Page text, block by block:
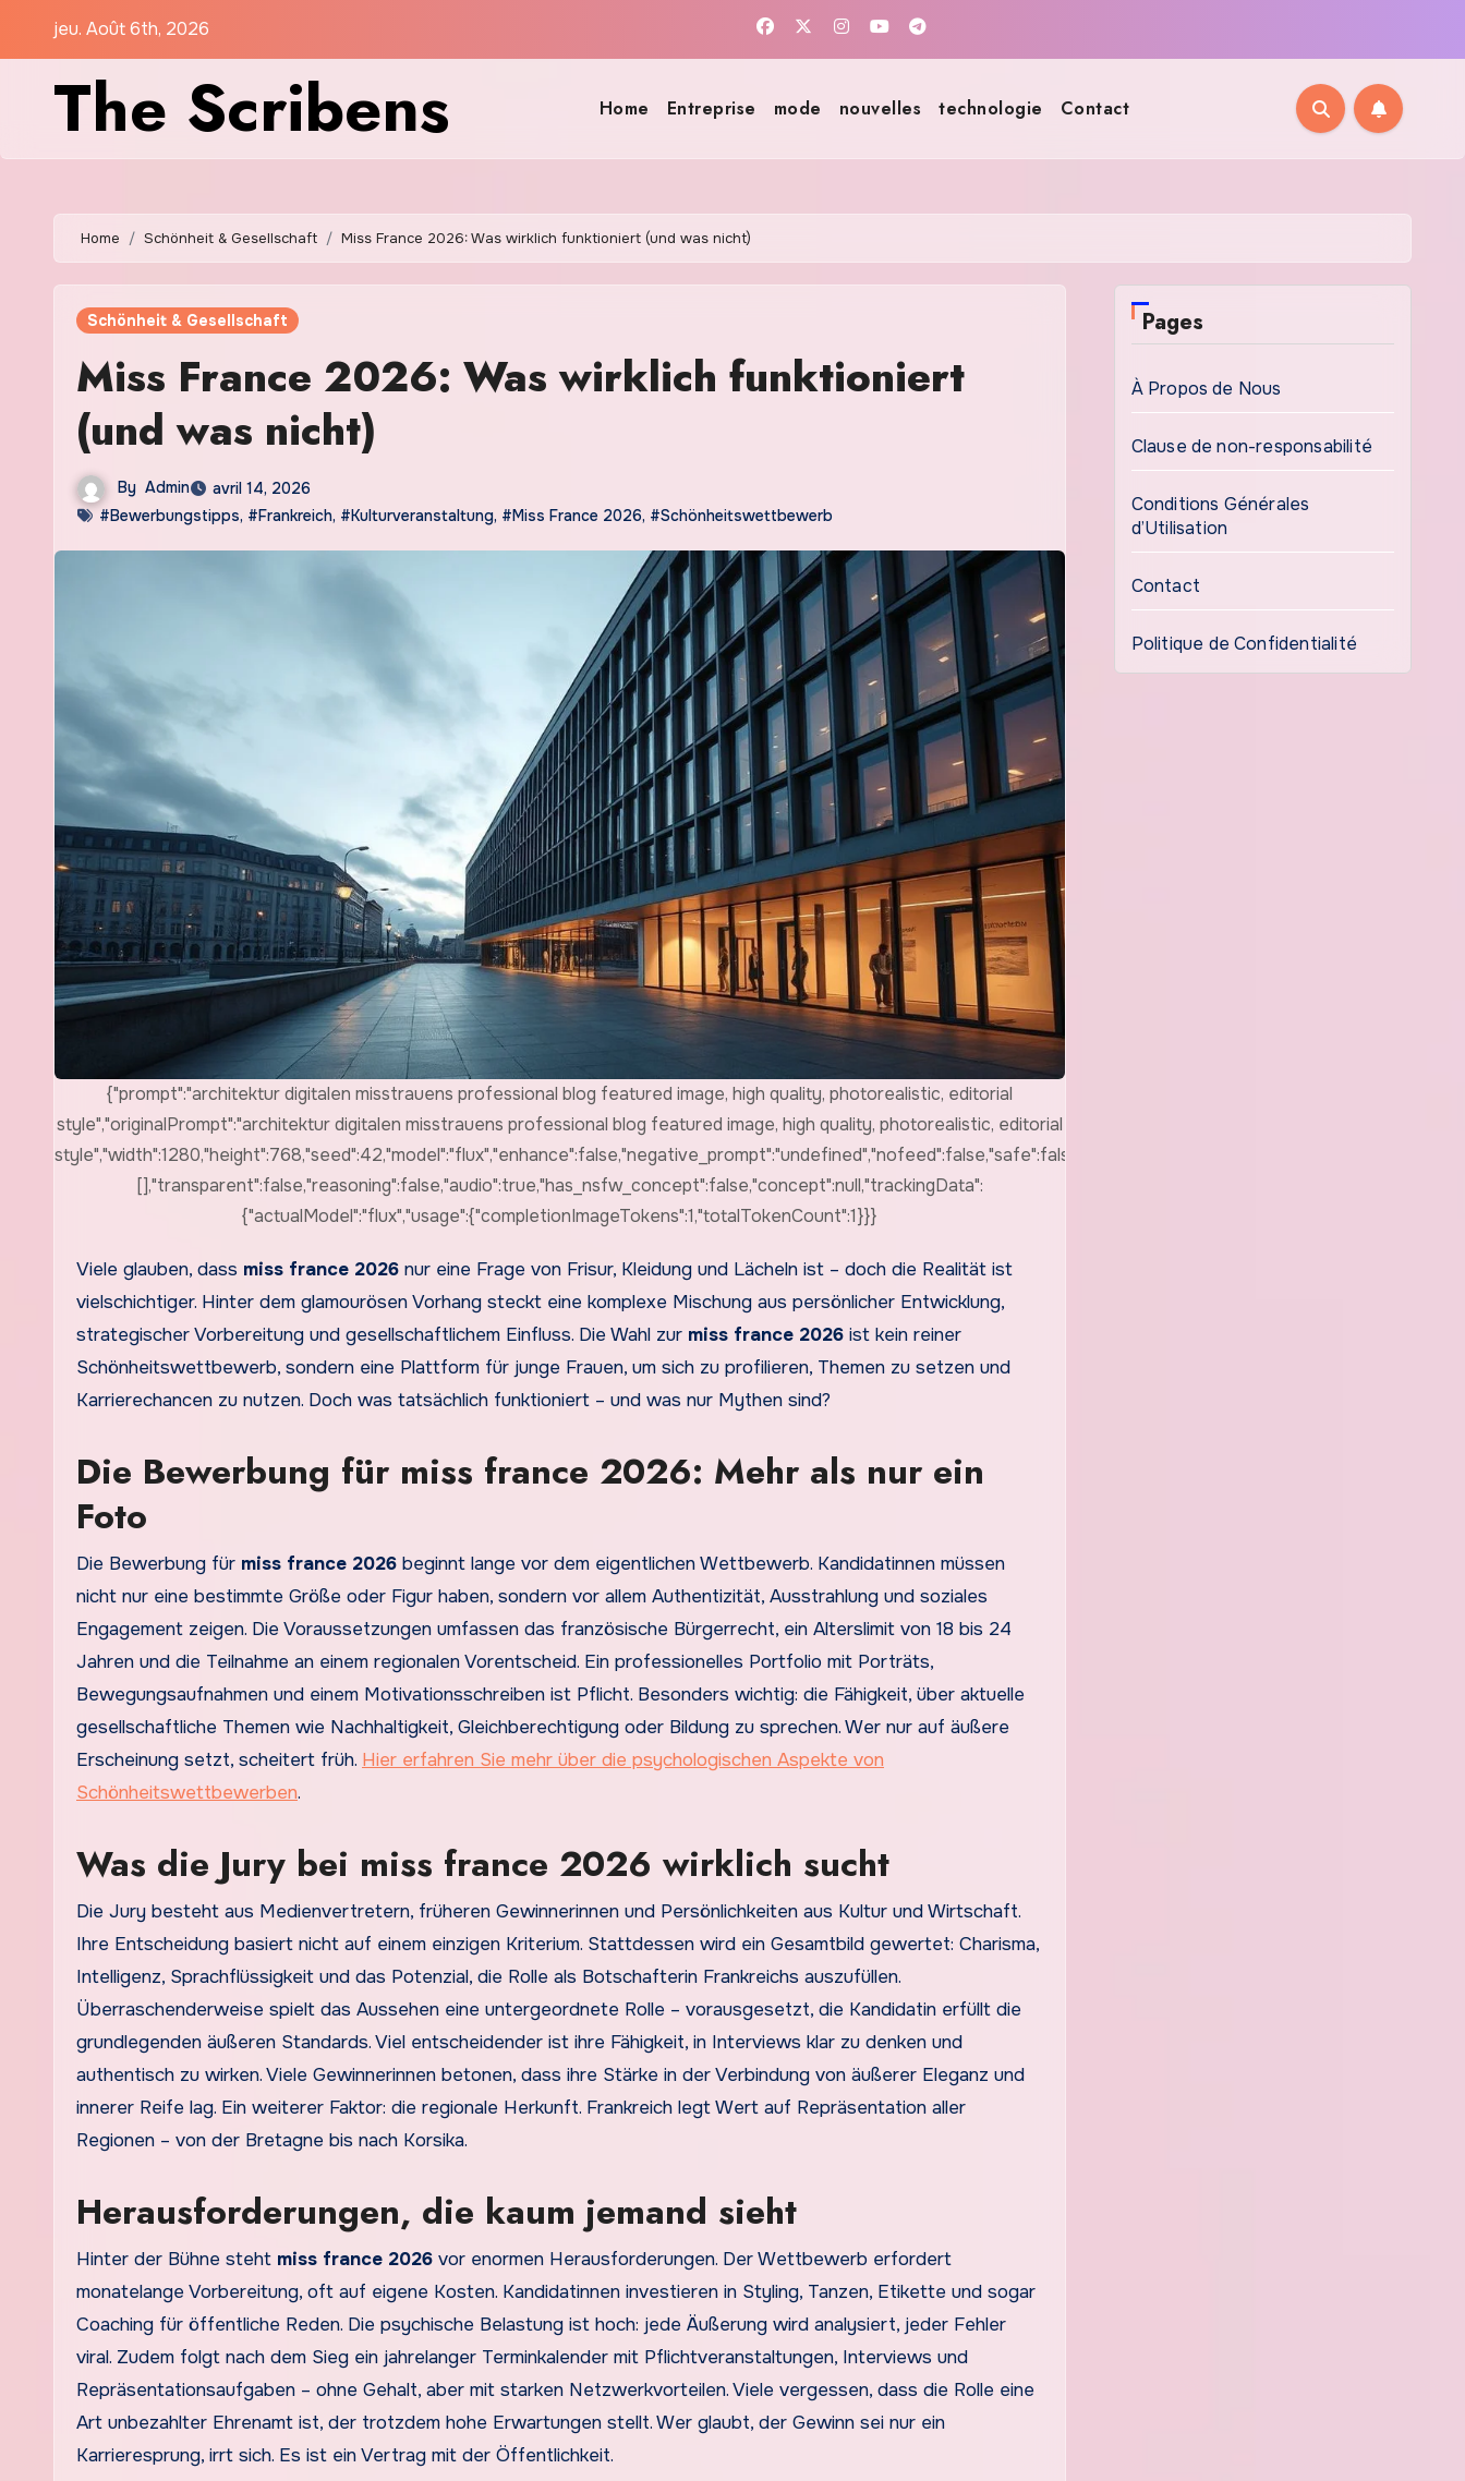
jeu. Août 6th, 2026
The Scribens Home Entreprise mode nouvelles technologie Contact
Home Schönheit & Gesellschaft Miss France 2026: Was wirklich funktioniert (und was nicht)
Schönheit & Gesellschaft
Miss France 2026: Was wirklich funktioniert
(und was nicht)
By Admin
avril 14, 2026
#Bewerbungstipps, #Frankreich, #Kulturveranstaltung, #Miss France 2026, #Schönheitswettbewerb
{"prompt":"architektur digitalen misstrauens professional blog featured image, high quality, photorealistic, editorial
style","originalPrompt":"architektur digitalen misstrauens professional blog featured image, high quality, photorealistic, editorial
style","width":1280,"height":768,"seed":42,"model":"flux","enhance":false,"negative_prompt":"undefined","nofeed":false,"safe":false,"quality":"medium","image":
[],"transparent":false,"reasoning":false,"audio":true,"has_nsfw_concept":false,"concept":null,"trackingData":
{"actualModel":"flux","usage":{"completionImageTokens":1,"totalTokenCount":1}}}
Viele glauben, dass miss france 2026 nur eine Frage von Frisur, Kleidung und Lächeln ist – doch die Realität ist
vielschichtiger. Hinter dem glamourösen Vorhang steckt eine komplexe Mischung aus persönlicher Entwicklung,
strategischer Vorbereitung und gesellschaftlichem Einfluss. Die Wahl zur miss france 2026 ist kein reiner
Schönheitswettbewerb, sondern eine Plattform für junge Frauen, um sich zu profilieren, Themen zu setzen und
Karrierechancen zu nutzen. Doch was tatsächlich funktioniert – und was nur Mythen sind?
Die Bewerbung für miss france 2026: Mehr als nur ein
Foto
Die Bewerbung für miss france 2026 beginnt lange vor dem eigentlichen Wettbewerb. Kandidatinnen müssen
nicht nur eine bestimmte Größe oder Figur haben, sondern vor allem Authentizität, Ausstrahlung und soziales
Engagement zeigen. Die Voraussetzungen umfassen das französische Bürgerrecht, ein Alterslimit von 18 bis 24
Jahren und die Teilnahme an einem regionalen Vorentscheid. Ein professionelles Portfolio mit Porträts,
Bewegungsaufnahmen und einem Motivationsschreiben ist Pflicht. Besonders wichtig: die Fähigkeit, über aktuelle
gesellschaftliche Themen wie Nachhaltigkeit, Gleichberechtigung oder Bildung zu sprechen. Wer nur auf äußere
Erscheinung setzt, scheitert früh. Hier erfahren Sie mehr über die psychologischen Aspekte von
Schönheitswettbewerben.
Was die Jury bei miss france 2026 wirklich sucht
Die Jury besteht aus Medienvertretern, früheren Gewinnerinnen und Persönlichkeiten aus Kultur und Wirtschaft.
Ihre Entscheidung basiert nicht auf einem einzigen Kriterium. Stattdessen wird ein Gesamtbild gewertet: Charisma,
Intelligenz, Sprachflüssigkeit und das Potenzial, die Rolle als Botschafterin Frankreichs auszufüllen.
Überraschenderweise spielt das Aussehen eine untergeordnete Rolle – vorausgesetzt, die Kandidatin erfüllt die
grundlegenden äußeren Standards. Viel entscheidender ist ihre Fähigkeit, in Interviews klar zu denken und
authentisch zu wirken. Viele Gewinnerinnen betonen, dass ihre Stärke in der Verbindung von äußerer Eleganz und
innerer Reife lag. Ein weiterer Faktor: die regionale Herkunft. Frankreich legt Wert auf Repräsentation aller
Regionen – von der Bretagne bis nach Korsika.
Herausforderungen, die kaum jemand sieht
Hinter der Bühne steht miss france 2026 vor enormen Herausforderungen. Der Wettbewerb erfordert
monatelange Vorbereitung, oft auf eigene Kosten. Kandidatinnen investieren in Styling, Tanzen, Etikette und sogar
Coaching für öffentliche Reden. Die psychische Belastung ist hoch: jede Äußerung wird analysiert, jeder Fehler
viral. Zudem folgt nach dem Sieg ein jahrelanger Terminkalender mit Pflichtveranstaltungen, Interviews und
Repräsentationsaufgaben – ohne Gehalt, aber mit starken Netzwerkvorteilen. Viele vergessen, dass die Rolle eine
Art unbezahlter Ehrenamt ist, der trotzdem hohe Erwartungen stellt. Wer glaubt, der Gewinn sei nur ein
Karrieresprung, irrt sich. Es ist ein Vertrag mit der Öffentlichkeit.
Pages
À Propos de Nous
Clause de non-responsabilité
Conditions Générales
d’Utilisation
Contact
Politique de Confidentialité